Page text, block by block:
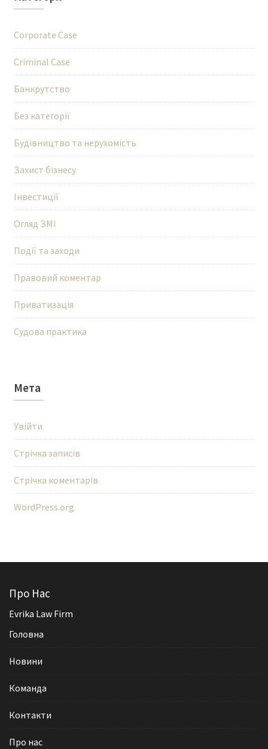
Corporate Case
Criminal Case
Банкрутство
Без категорії
Будівництво та нерухомість
Захист бізнесу
Інвестиції
Огляд ЗМІ
Події та заходи
Правовий коментар
Приватизація
Судова практика
Мета
Увійти
Стрічка записів
Стрічка коментарів
WordPress.org
Про Нас
Evrika Law Firm
Головна
Новини
Команда
Контакти
Про нас